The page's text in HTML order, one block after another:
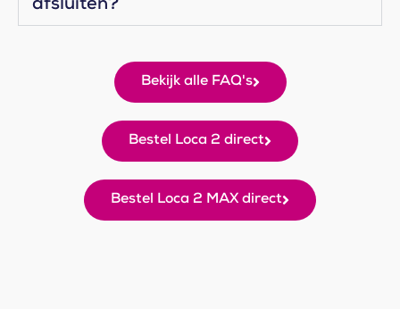
afsluiten?
Bekijk alle FAQ's
Bestel Loca 2 direct
Bestel Loca 2 MAX direct